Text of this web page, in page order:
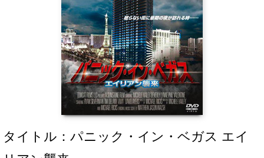
タイトル：パニック・イン・ベガス エイ